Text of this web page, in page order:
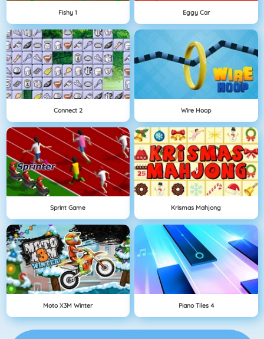
Fishy 1 Eggy Car
Connect 2 Wire Hoop
Sprint Game Krismas Mahjong
Moto X3M Winter Piano Tiles 4